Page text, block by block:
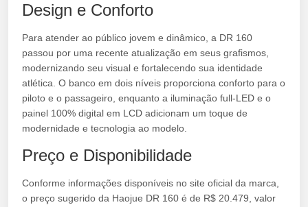
Design e Conforto
Para atender ao público jovem e dinâmico, a DR 160
passou por uma recente atualização em seus grafismos,
modernizando seu visual e fortalecendo sua identidade
atlética. O banco em dois níveis proporciona conforto para o
piloto e o passageiro, enquanto a iluminação full-LED e o
painel 100% digital em LCD adicionam um toque de
modernidade e tecnologia ao modelo.
Preço e Disponibilidade
Conforme informações disponíveis no site oficial da marca,
o preço sugerido da Haojue DR 160 é de R$ 20.479, valor